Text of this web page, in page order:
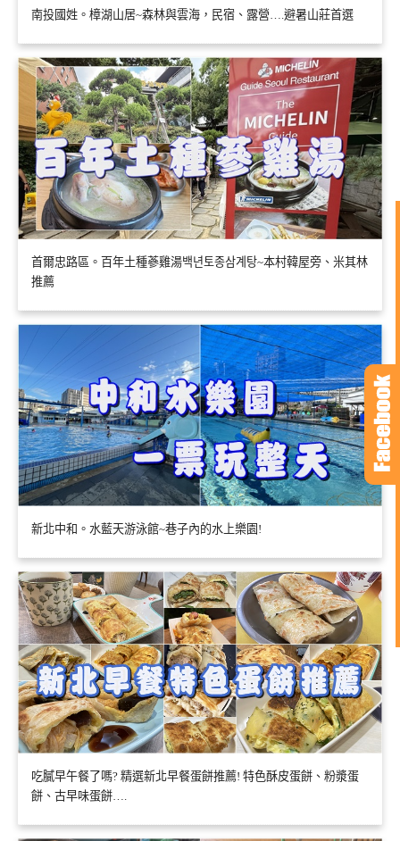
南投國姓。樟湖山居~森林與雲海，民宿、露營….避暑山莊首選
首爾忠路區。百年土種蔘雞湯백년토종삼계탕~本村韓屋旁、米其林
推薦
新北中和。水藍天游泳館~巷子內的水上樂園!
吃膩早午餐了嗎? 精選新北早餐蛋餅推薦! 特色酥皮蛋餅、粉漿蛋
餅、古早味蛋餅….